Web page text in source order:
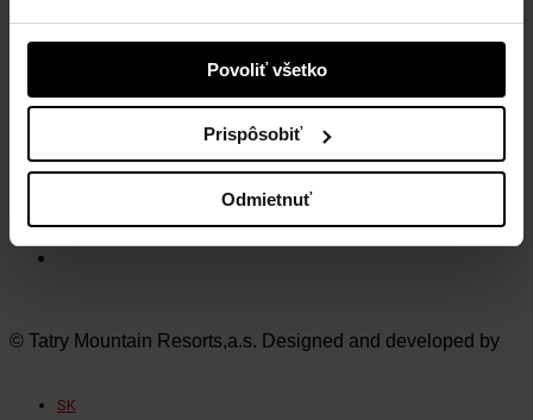
Povoliť všetko
Prispôsobiť
Odmietnuť
NAVŠTÍVTE NAŠE STREDISKÁ
Jasná Nízke Tatry
Szczyrk Mountain Resort
© Tatry Mountain Resorts,a.s. Designed and developed by
SK